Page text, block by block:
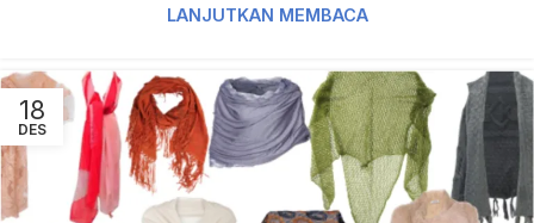
LANJUTKAN MEMBACA
18
DES